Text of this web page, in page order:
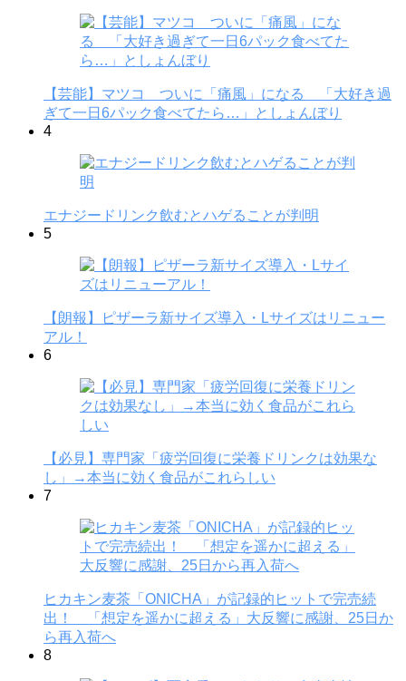
【芸能】マツコ ついに「痛風」になる 「大好き過
ぎて一日6パック食べてたら…」としょんぼり
4
エナジードリンク飲むとハゲることが判明
5
【朗報】ピザーラ新サイズ導入・Lサイズはリニュー
アル！
6
【必見】専門家「疲労回復に栄養ドリンクは効果な
し」→本当に効く食品がこれらしい
7
ヒカキン麦茶「ONICHA」が記録的ヒットで完売続
出！ 「想定を遥かに超える」大反響に感謝、25日か
ら再入荷へ
8